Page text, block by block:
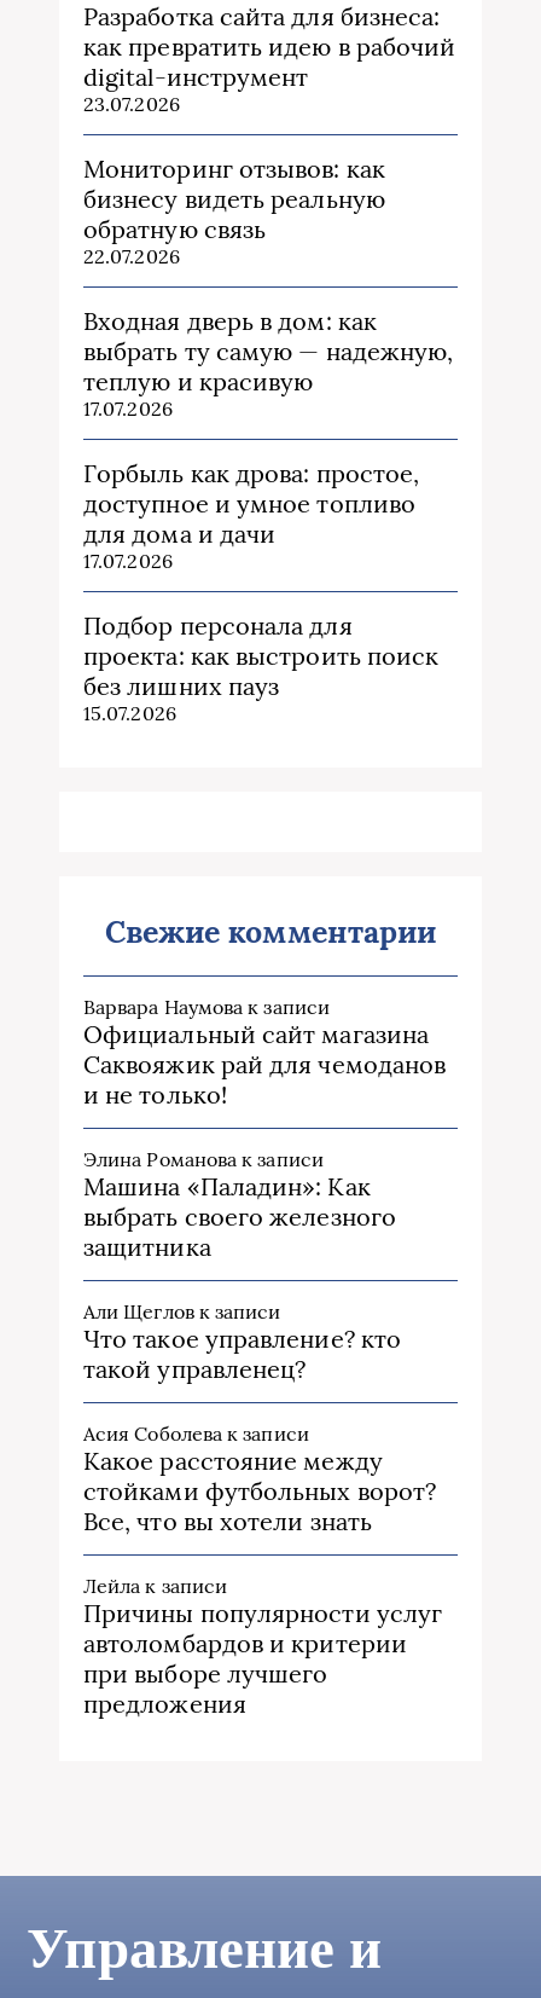
Разработка сайта для бизнеса:
как превратить идею в рабочий
digital-инструмент
23.07.2026
Мониторинг отзывов: как
бизнесу видеть реальную
обратную связь
22.07.2026
Входная дверь в дом: как
выбрать ту самую — надежную,
теплую и красивую
17.07.2026
Горбыль как дрова: простое,
доступное и умное топливо
для дома и дачи
17.07.2026
Подбор персонала для
проекта: как выстроить поиск
без лишних пауз
15.07.2026
Свежие комментарии
Варвара Наумова к записи
Официальный сайт магазина
Саквояжик рай для чемоданов
и не только!
Элина Романова к записи
Машина «Паладин»: Как
выбрать своего железного
защитника
Али Щегловк записи
Что такое управление? кто
такой управленец?
Асия Соболева к записи
Какое расстояние между
стойками футбольных ворот?
Все, что вы хотели знать
Лейла к записи
Причины популярности услуг
автоломбардов и критерии
при выборе лучшего
предложения
Управление и